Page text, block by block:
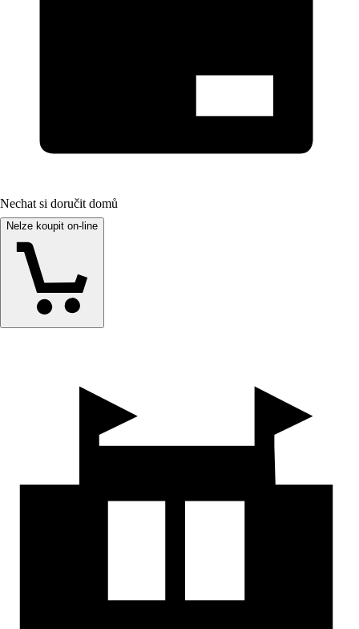
Nechat si doručit domů
Nelze koupit on-line